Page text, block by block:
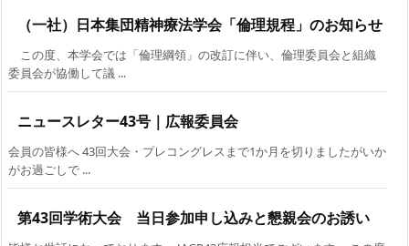
（一社）日本集団精神療法学会「倫理規程」のお知らせ
この度、本学会では「倫理綱領」の改訂に伴い、倫理委員会と組織
委員会が協働して議 ...
ニュースレター43号｜広報委員会
会員の皆様へ 43回大会・プレコングレスまで1か月を切りましたがいか
がお過ごしで ...
第43回学術大会 当日参加申し込みと懇親会のお誘い